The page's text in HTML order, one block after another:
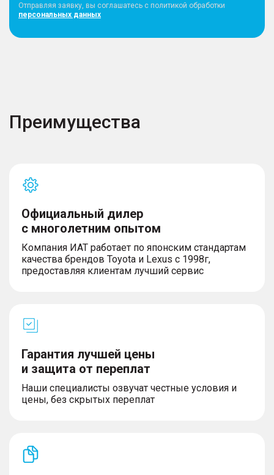
Отправляя заявку, вы соглашатесь с политикой обработки
персональных данных
Преимущества
Официальный дилер
с многолетним опытом
Компания ИАТ работает по японским стандартам
качества брендов Toyota и Lexus с 1998г,
предоставляя клиентам лучший сервис
Гарантия лучшей цены
и защита от переплат
Наши специалисты озвучат честные условия и
цены, без скрытых переплат